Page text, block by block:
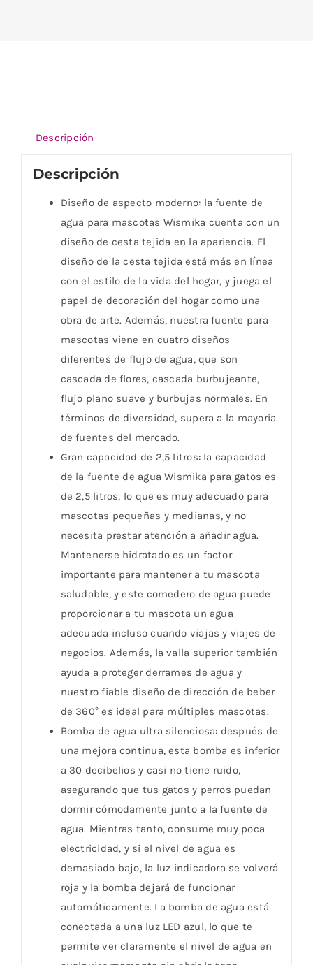
Descripción
Descripción
Diseño de aspecto moderno: la fuente de
agua para mascotas Wismika cuenta con un
diseño de cesta tejida en la apariencia. El
diseño de la cesta tejida está más en línea
con el estilo de la vida del hogar, y juega el
papel de decoración del hogar como una
obra de arte. Además, nuestra fuente para
mascotas viene en cuatro diseños
diferentes de flujo de agua, que son
cascada de flores, cascada burbujeante,
flujo plano suave y burbujas normales. En
términos de diversidad, supera a la mayoría
de fuentes del mercado.
Gran capacidad de 2,5 litros: la capacidad
de la fuente de agua Wismika para gatos es
de 2,5 litros, lo que es muy adecuado para
mascotas pequeñas y medianas, y no
necesita prestar atención a añadir agua.
Mantenerse hidratado es un factor
importante para mantener a tu mascota
saludable, y este comedero de agua puede
proporcionar a tu mascota un agua
adecuada incluso cuando viajas y viajes de
negocios. Además, la valla superior también
ayuda a proteger derrames de agua y
nuestro fiable diseño de dirección de beber
de 360° es ideal para múltiples mascotas.
Bomba de agua ultra silenciosa: después de
una mejora continua, esta bomba es inferior
a 30 decibelios y casi no tiene ruido,
asegurando que tus gatos y perros puedan
dormir cómodamente junto a la fuente de
agua. Mientras tanto, consume muy poca
electricidad, y si el nivel de agua es
demasiado bajo, la luz indicadora se volverá
roja y la bomba dejará de funcionar
automáticamente. La bomba de agua está
conectada a una luz LED azul, lo que te
permite ver claramente el nivel de agua en